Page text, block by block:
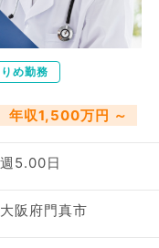
め勤務
年収1,500万円 ～
週5.00日
大阪府門真市